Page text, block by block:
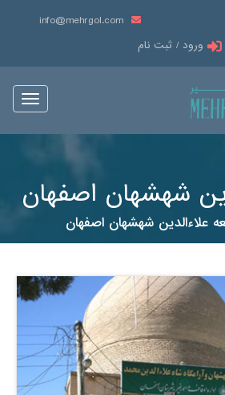
info@mehrgol.com
ورود / ثبت نام
Toggle
شهشهان اصفهان
علاءالدین شهشهان اصفهان